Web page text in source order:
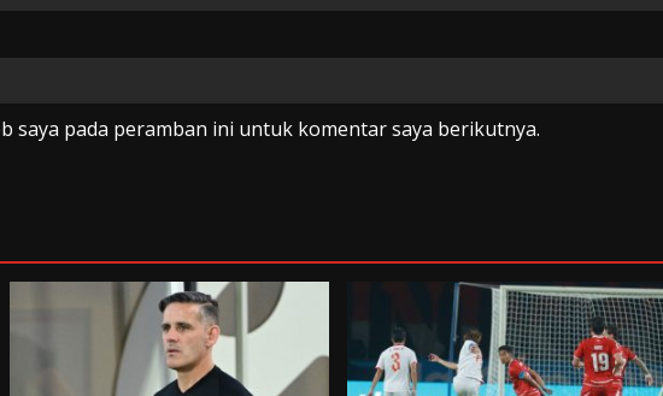
saya pada peramban ini untuk komentar saya berikutnya.